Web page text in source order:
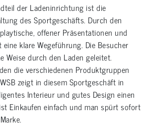
der Ladeninrichtung ist die
des Sportgeschäfts. Durch den
offener Präsentationen und
klare Wegeführung. Die Besucher
Weise durch den Laden geleitet.
die verschiedenen Produktgruppen
zeigt in diesem Sportgeschäft in
Interieur und gutes Design einen
Einkaufen einfach und man spürt sofort